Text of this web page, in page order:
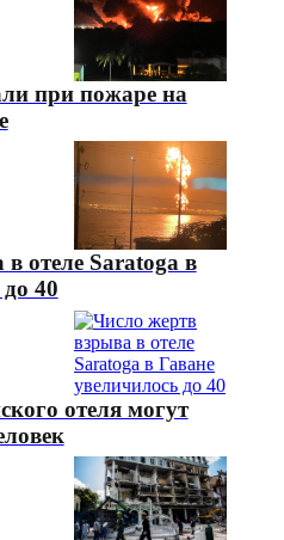
при пожаре на
отеле Saratoga в
40
отеля могут